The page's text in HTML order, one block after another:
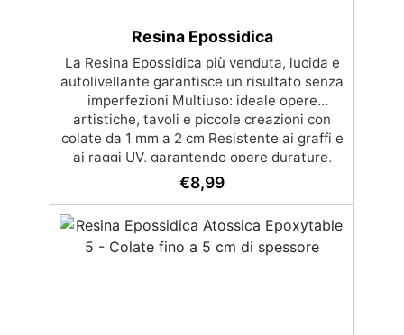
Resina Epossidica
La Resina Epossidica più venduta, lucida e
autolivellante garantisce un risultato senza
imperfezioni Multiuso: ideale opere
artistiche, tavoli e piccole creazioni con
colate da 1 mm a 2 cm Resistente ai graffi e
ai raggi UV, garantendo opere durature,
vibranti e senza ingiallimenti nel tempo
Bassa viscosità e formula anti-bolle per
risultati impeccabili, perfetti per colate di
stampi e inglobamenti Certificata Atossica
post catalisi per contatto con la pelle, BPA
€8,99